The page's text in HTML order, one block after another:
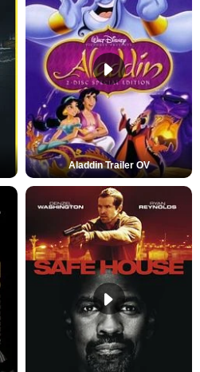
Aladdin Trailer OV